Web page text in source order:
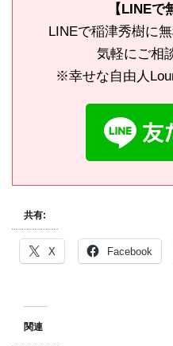
【LINEで
LINEで稲津秀樹に
気軽にご相
※幸せな自由人
共有:
X Facebook
関連